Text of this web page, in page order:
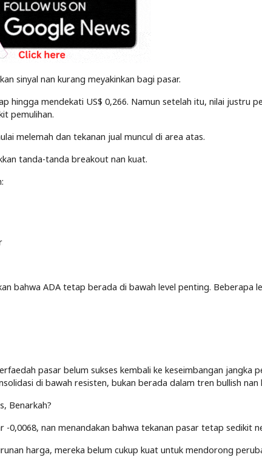
sinyal nan kurang meyakinkan bagi pasar.
hingga mendekati US$ 0,266. Namun setelah itu, nilai justru
pemulihan.
melemah dan tekanan jual muncul di area atas.
tanda-tanda breakout nan kuat.
bahwa ADA tetap berada di bawah level penting. Beberapa
pasar belum sukses kembali ke keseimbangan jangka
di bawah resisten, bukan berada dalam tren bullish nan
Benarkah?
0,0068, nan menandakan bahwa tekanan pasar tetap sedikit
harga, mereka belum cukup kuat untuk mendorong